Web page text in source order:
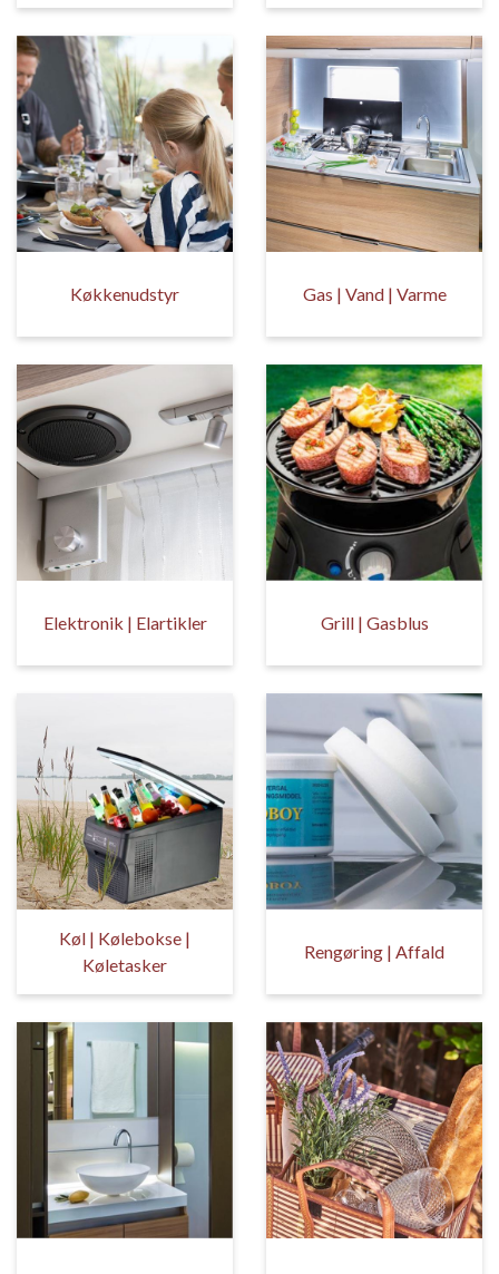
Køkkenudstyr Gas | Vand | Varme
Elektronik | Elartikler Grill | Gasblus
Køl | Kølebokse |
Køletasker
Rengøring | Affald